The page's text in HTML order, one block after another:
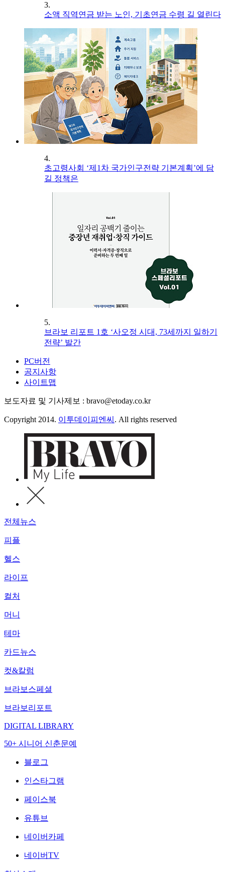
3.
소액 직역연금 받는 노인, 기초연금 수령 길 열린다
4.
초고령사회 ‘제1차 국가인구전략 기본계획’에 담
길 정책은
5.
브라보 리포트 1호 ‘사오정 시대, 73세까지 일하기
전략’ 발간
PC버전
공지사항
사이트맵
보도자료 및 기사제보 : bravo@etoday.co.kr
Copyright 2014. 이투데이피엔씨 . All rights reserved
전체뉴스
피플
헬스
라이프
컬처
머니
테마
카드뉴스
컷&칼럼
브라보스페셜
브라보리포트
DIGITAL LIBRARY
50+ 시니어 신춘문예
블로그
인스타그램
페이스북
유튜브
네이버카페
네이버TV